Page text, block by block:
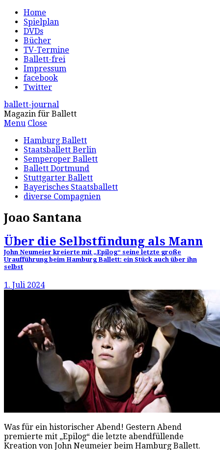
Home
Spielplan
DVDs
Bücher
TV-Termine
Ballett-frei
Impressum
facebook
Twitter
ballett-journal
Magazin für Ballett
Menu Close
Hamburg Ballett
Staatsballett Berlin
Semperoper Ballett
Ballett Dortmund
Stuttgarter Ballett
Bayerisches Staatsballett
diverse Compagnien
Joao Santana
Über die Selbstfindung als Mann
John Neumeier kreierte mit „Epilog“ seine letzte große
Uraufführung beim Hamburg Ballett: ein Stück auch über ihn
selbst
1. Juli 2024
Was für ein historischer Abend! Gestern Abend
premierte mit „Epilog“ die letzte abendfüllende
Kreation von John Neumeier beim Hamburg Ballett.